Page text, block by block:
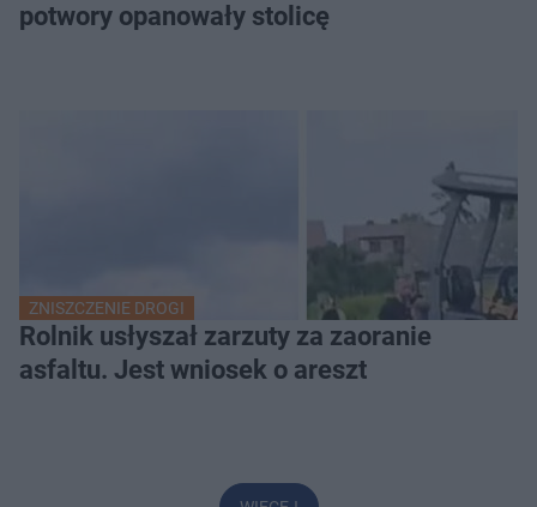
potwory opanowały stolicę
ZNISZCZENIE DROGI
Rolnik usłyszał zarzuty za zaoranie
asfaltu. Jest wniosek o areszt